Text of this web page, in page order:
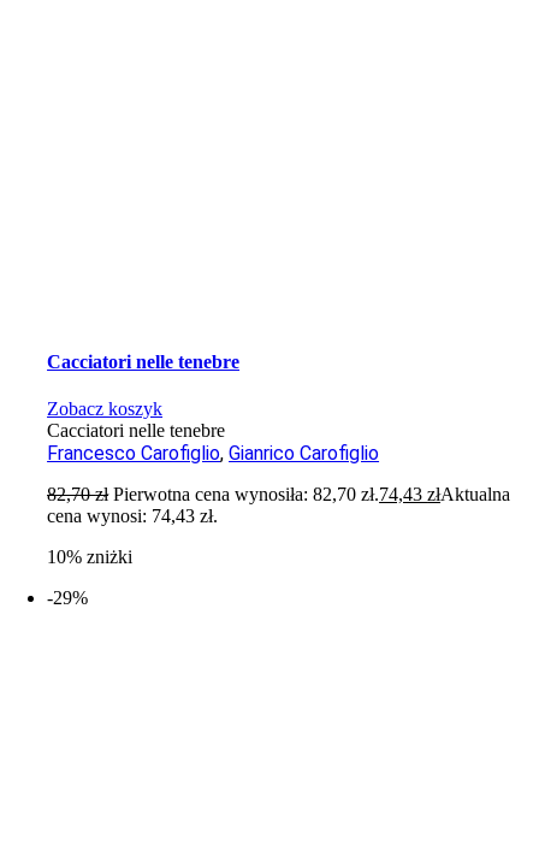
Cacciatori nelle tenebre
Zobacz koszyk
Cacciatori nelle tenebre
Francesco Carofiglio,Gianrico Carofiglio
82,70zł Pierwotna cena wynosiła: 82,70 zł.74,43złAktualna
cena wynosi: 74,43 zł.
10% zniżki
-29%